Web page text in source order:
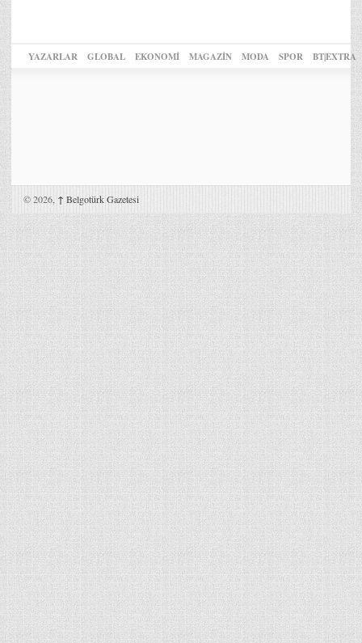
YAZARLAR GLOBAL EKONOMİ MAGAZİN MODA SPOR BT|EXTRA
© 2026, ↑ Belgotürk Gazetesi